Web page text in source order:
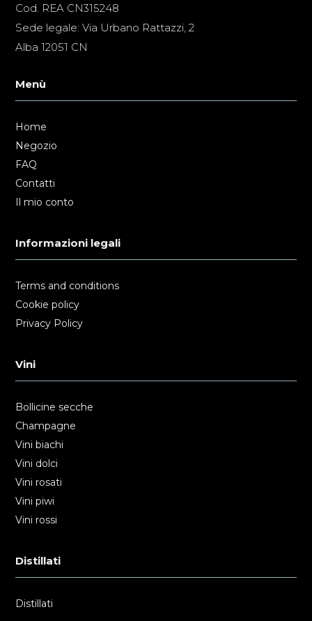
Cod. REA CN315248
Sede legale: Via Urbano Rattazzi, 2
Alba 12051 CN
Menù
Home
Negozio
FAQ
Contatti
Il mio conto
Informazioni legali
Terms and conditions
Cookie policy
Privacy Policy
Vini
Bollicine secche
Champagne
Vini biachi
Vini dolci
Vini rosati
Vini piwi
Vini rossi
Distillati
Distillati